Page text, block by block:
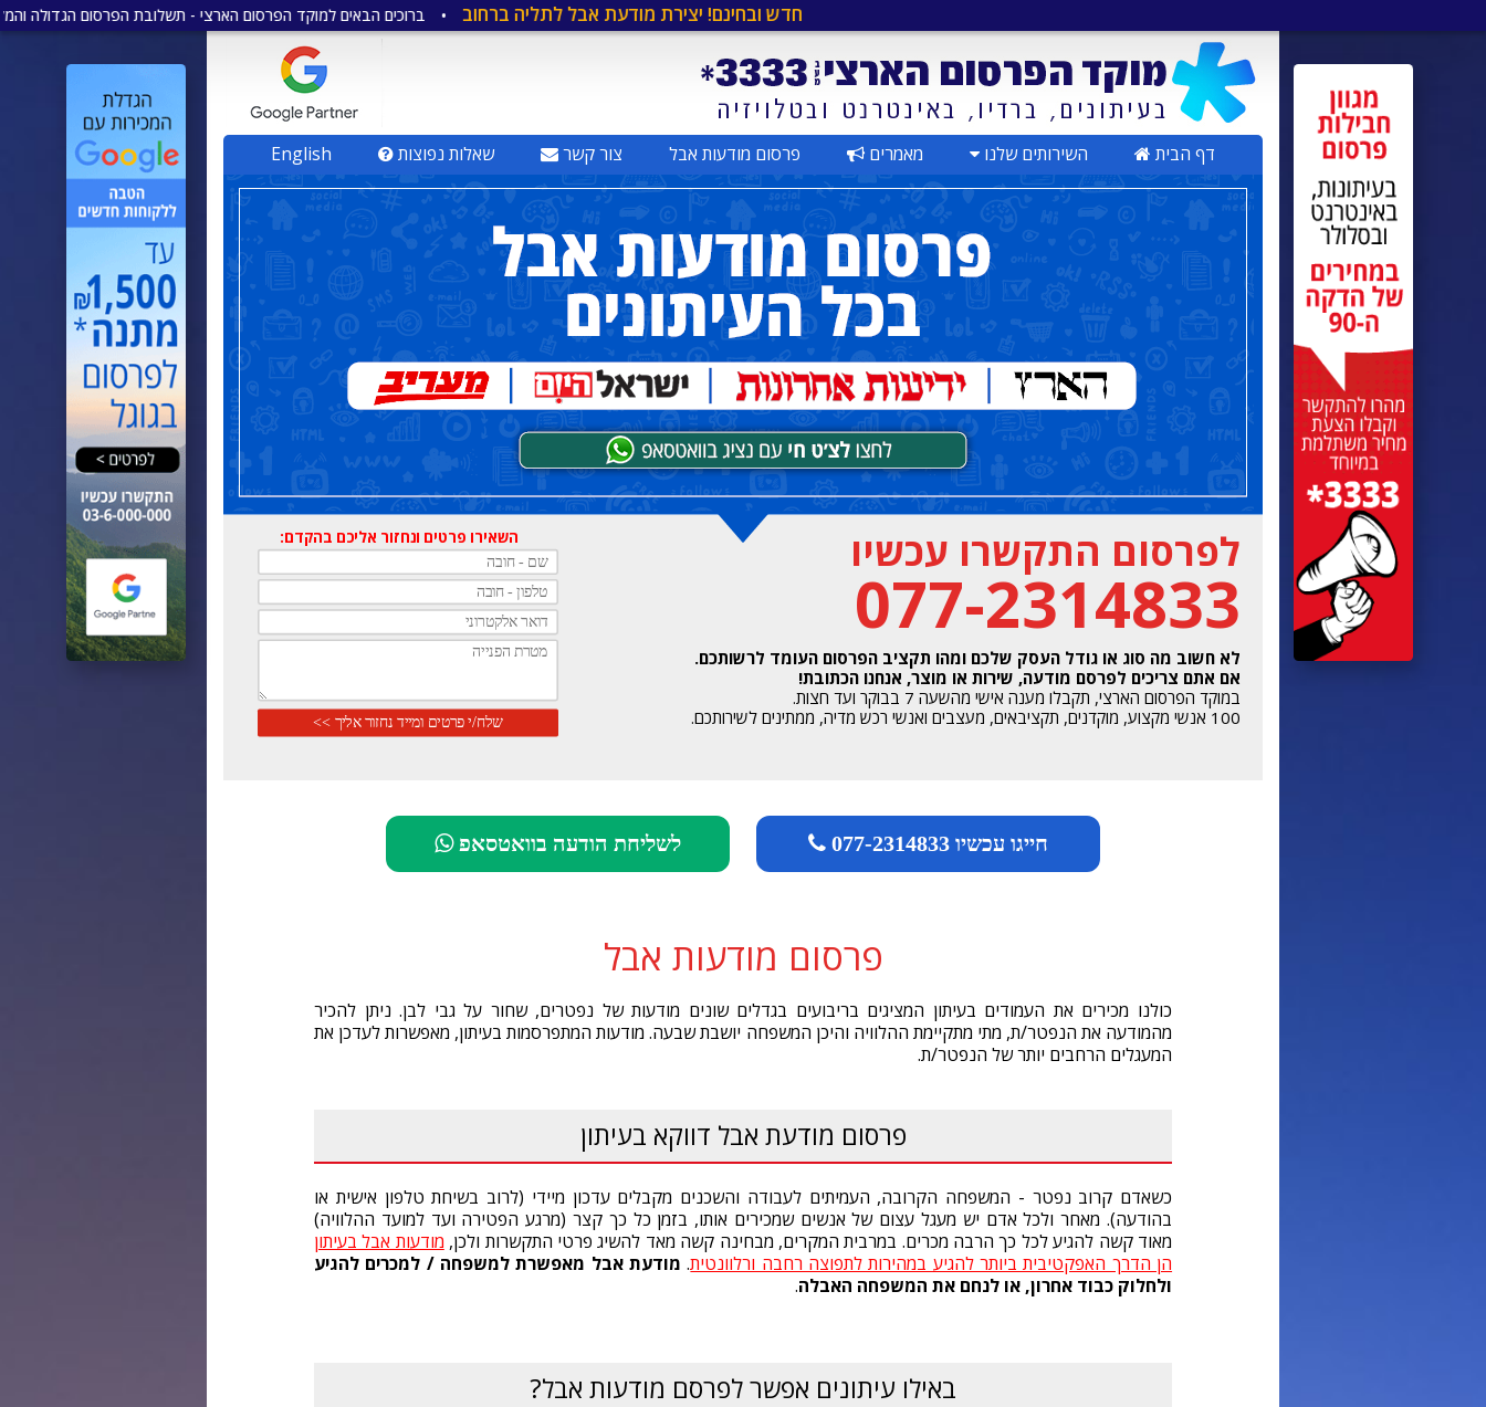
חדש ובחינם! יצירת מודעת אבל לתליה ברחוב • ברוכים הבאים למוקד הפרסום הארצי - תשלובת הפרסום הגדולה והמקיפה ביותר
דף הבית השירותים שלנו מאמרים פרסום מודעות אבל צור קשר שאלות נפוצות English
לפרסום התקשרו עכשיו
077-2314833
לא חשוב מה סוג או גודל העסק שלכם ומהו תקציב הפרסום העומד לרשותכם.
אם אתם צריכים לפרסם מודעה, שירות או מוצר, אנחנו הכתובת!
במוקד הפרסום הארצי, תקבלו מענה אישי מהשעה 7 בבוקר ועד חצות.
100 אנשי מקצוע, מוקדנים, תקציבאים, מעצבים ואנשי רכש מדיה, ממתינים לשירותכם.
השאירו פרטים ונחזור אליכם בהקדם:
חייגו עכשיו 077-2314833 לשליחת הודעה בוואטסאפ
פרסום מודעות אבל
כולנו מכירים את העמודים בעיתון המציגים בריבועים בגדלים שונים מודעות של נפטרים, שחור על גבי לבן. ניתן להכיר
מהמודעה את הנפטר/ת, מתי מתקיימת ההלוויה והיכן המשפחה יושבת שבעה. מודעות המתפרסמות בעיתון, מאפשרות לעדכן את
המעגלים הרחבים יותר של הנפטר/ת.
פרסום מודעת אבל דווקא בעיתון
כשאדם קרוב נפטר - המשפחה הקרובה, העמיתים לעבודה והשכנים מקבלים עדכון מיידי (לרוב בשיחת טלפון אישית או
בהודעה). מאחר ולכל אדם יש מעגל עצום של אנשים שמכירים אותו, בזמן כל כך קצר (מרגע הפטירה ועד למועד ההלוויה)
מאוד קשה להגיע לכל כך הרבה מכרים. במרבית המקרים, מבחינה קשה מאד להשיג פרטי התקשרות ולכן, מודעות אבל בעיתון
הן הדרך האפקטיבית ביותר להגיע במהירות לתפוצה רחבה ורלוונטית. מודעת אבל מאפשרת למשפחה/ למכרים להגיע
ולחלוק כבוד אחרון, או לנחם את המשפחה האבלה.
באילו עיתונים אפשר לפרסם מודעות אבל?